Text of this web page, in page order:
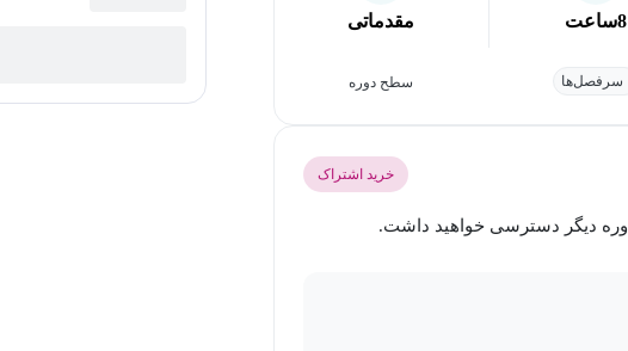
8ساعت
سرفصل‌ها
مقدماتی
سطح دوره
خرید اشتراک